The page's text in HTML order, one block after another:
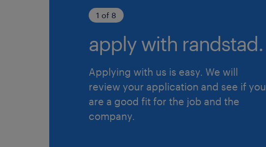
1 of 8
apply with randstad.
Applying with us is easy. We will
review your application and see if you
are a good fit for the job and the
company.